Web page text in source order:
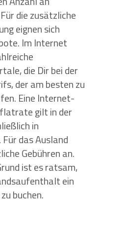
die zusätzliche
eignen sich
Im Internet
die Dir bei der
der am besten zu
Eine Internet-
gilt in der
in
das Ausland
Gebühren an.
ist es ratsam,
ein
buchen.